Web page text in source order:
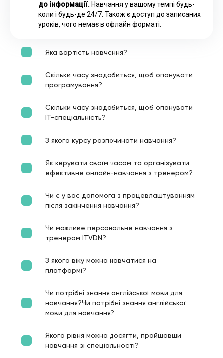
до інформації. Навчання у вашому темпі будь-
коли і будь-де 24/7. Також є доступ до записаних
уроків, чого немає в офлайн форматі.
Яка вартість навчання?
Скільки часу знадобиться, щоб опанувати
програмування?
Скільки часу знадобиться, щоб опанувати
ІТ-спеціальність?
З якого курсу розпочинати навчання?
Як керувати своїм часом та організувати
ефективне онлайн-навчання з тренером?
Чи є у вас допомога з працевлаштуванням
після закінчення навчання?
Чи можливе персональне навчання з
тренером ITVDN?
З якого віку можна навчатися на
платформі?
Чи потрібні знання англійської мови для
навчання?Чи потрібні знання англійської
мови для навчання?
Якого рівня можна досягти, пройшовши
навчання зі спеціальності?